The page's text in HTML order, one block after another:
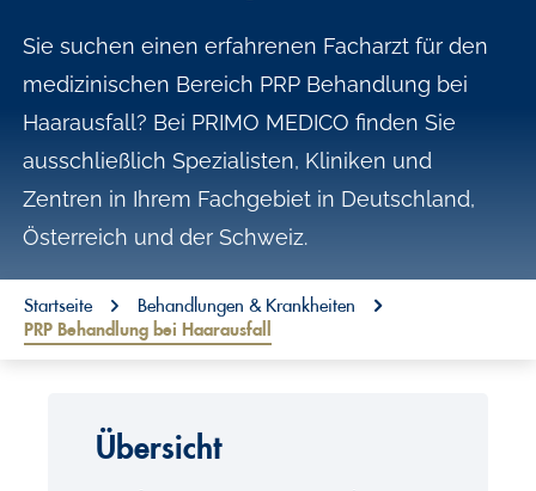
Sie suchen einen erfahrenen Facharzt für den
medizinischen Bereich PRP Behandlung bei
Haarausfall? Bei PRIMO MEDICO finden Sie
ausschließlich Spezialisten, Kliniken und
Zentren in Ihrem Fachgebiet in Deutschland,
Österreich und der Schweiz.
You are here:
Startseite
Behandlungen & Krankheiten
PRP Behandlung bei Haarausfall
Übersicht